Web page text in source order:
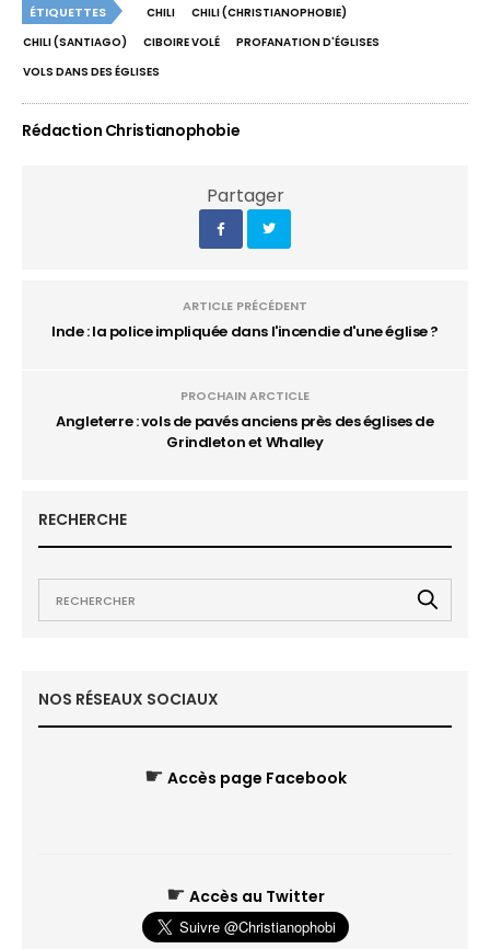
ÉTIQUETTES CHILI
CHILI (CHRISTIANOPHOBIE)
CHILI (SANTIAGO)
CIBOIRE VOLÉ
PROFANATION D'ÉGLISES
VOLS DANS DES ÉGLISES
Rédaction Christianophobie
Partager
ARTICLE PRÉCÉDENT
Inde : la police impliquée dans l'incendie d'une église ?
PROCHAIN ARCTICLE
Angleterre : vols de pavés anciens près des églises de
Grindleton et Whalley
RECHERCHE
NOS RÉSEAUX SOCIAUX
☛ Accès page Facebook
☛ Accès au Twitter